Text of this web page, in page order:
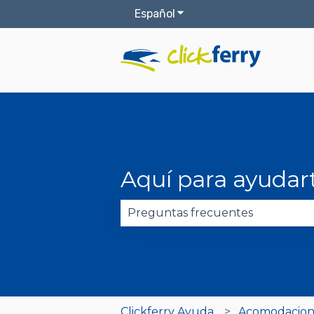
Español Traducciones de Mostrar
Aquí para